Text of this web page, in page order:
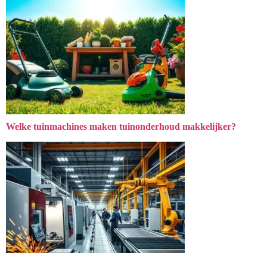
Hoe brengen bedrijven nieuwe producten op de markt?
Welke tuinmachines maken tuinonderhoud makkelijker?